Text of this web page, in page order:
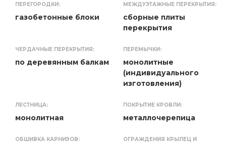
ПЕРЕГОРОДКИ:
газобетонные блоки
МЕЖДУЭТАЖНЫЕ ПЕРЕКРЫТИЯ:
сборные плиты
перекрытия
ЧЕРДАЧНЫЕ ПЕРЕКРЫТИЯ:
по деревянным балкам
ПЕРЕМЫЧКИ:
монолитные
(индивидуального
изготовления)
ЛЕСТНИЦА:
монолитная
ПОКРЫТИЕ КРОВЛИ:
металлочерепица
ОБШИВКА КАРНИЗОВ: ОГРАЖДЕНИЯ КРЫЛЕЦ И